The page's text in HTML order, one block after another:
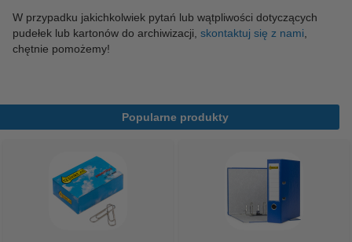
W przypadku jakichkolwiek pytań lub wątpliwości dotyczących
pudełek lub kartonów do archiwizacji, skontaktuj się z nami
chętnie pomożemy!
Popularne produkty